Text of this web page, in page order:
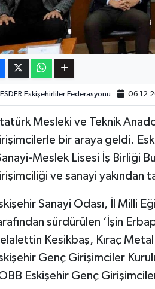
ESDER Eskişehirliler Federasyonu
Mesleki ve Teknik
bir araya geldi.
Meslek Lisesi İş Birliği
ve sanayi yakından
Sanayi Odası, İl Milli
sürdürülen ‘İşin
Kesikbaş, Kıraç Metal
Genç Girişimciler
Eskişehir Genç